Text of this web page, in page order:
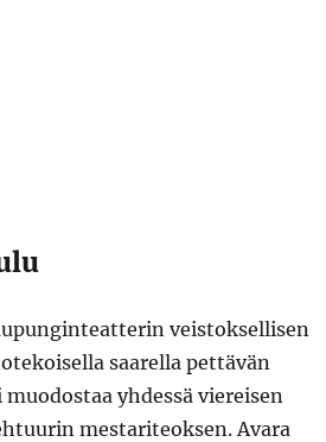
veistoksellisen
saarella pettävän
yhdessä viereisen
mestariteoksen. Avara